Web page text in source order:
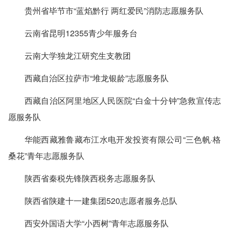
贵州省毕节市“蓝焰黔行 两红爱民”消防志愿服务队
云南省昆明12355青少年服务台
云南大学独龙江研究生支教团
西藏自治区拉萨市“堆龙银龄”志愿服务队
西藏自治区阿里地区人民医院“白金十分钟”急救宣传志
愿服务队
华能西藏雅鲁藏布江水电开发投资有限公司“三色帆·格
桑花”青年志愿服务队
陕西省秦税先锋陕西税务志愿服务队
陕西省陕建十一建集团520志愿者服务总队
西安外国语大学“小西树”青年志愿服务队